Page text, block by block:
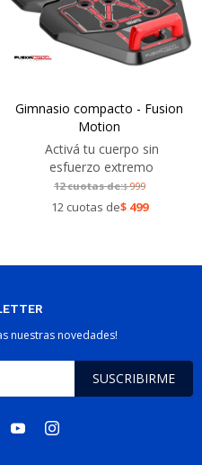
Gimnasio compacto - Fusion
Motion
Activá tu cuerpo sin
esfuerzo extremo
12 cuotas de:$999
12 cuotas de$ 499
nuestras novedades!
SUSCRIBIRME
 